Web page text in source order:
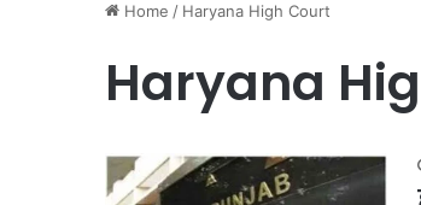
Home / Haryana High Court
Haryana